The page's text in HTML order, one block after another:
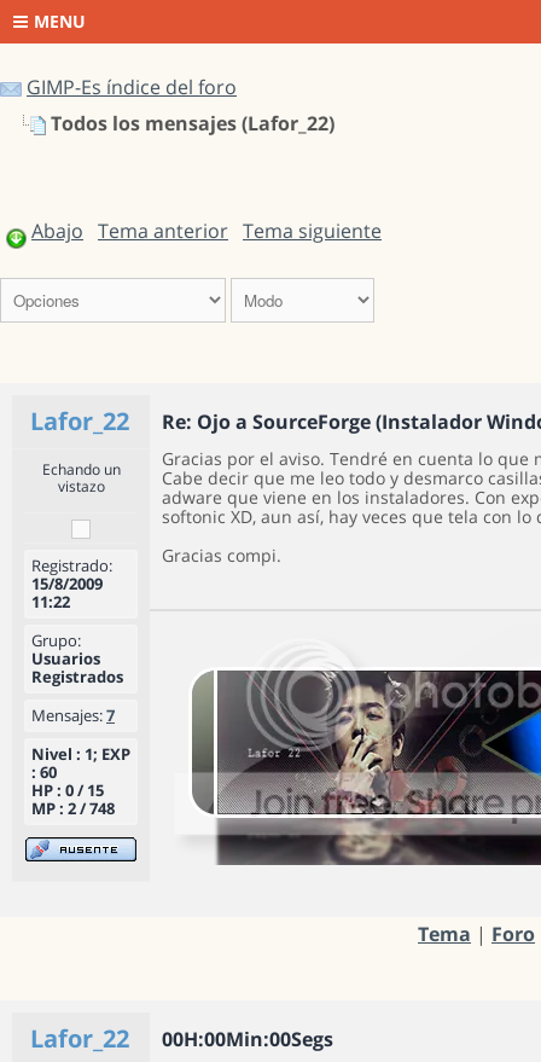
MENU
GIMP-Es índice del foro
Todos los mensajes (Lafor_22)
Abajo Tema anterior Tema siguiente
Lafor_22 Re: Ojo a SourceForge (Instalador
Echando un
vistazo
Registrado:
15/8/2009
11:22
Grupo:
Usuarios
Registrados
Mensajes:7
Nivel : 1; EXP
: 60
HP : 0 / 15
MP : 2 / 748
Gracias por el aviso. Tendré en cuenta lo que
Cabe decir que me leo todo y desmarco
adware que viene en los instaladores. Con
softonic XD, aun así, hay veces que tela con
Gracias compi.
Tema | Foro
Lafor_22 00H:00Min:00Segs